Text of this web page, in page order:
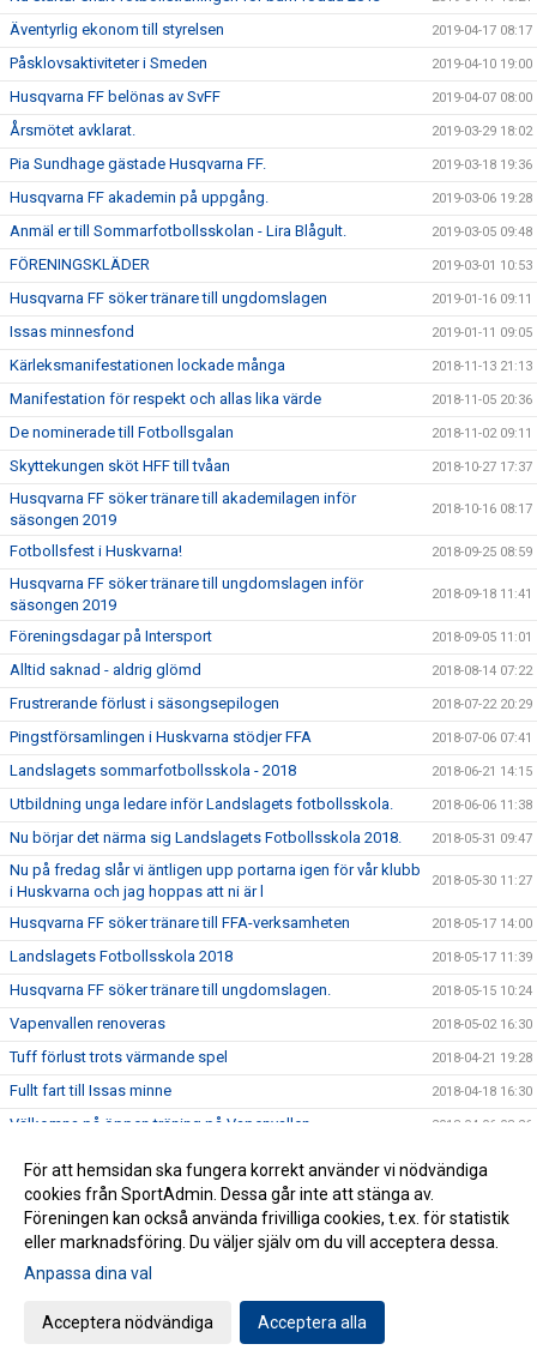
Äventyrlig ekonom till styrelsen 2019-04-17 08:17
Påsklovsaktiviteter i Smeden 2019-04-10 19:00
Husqvarna FF belönas av SvFF 2019-04-07 08:00
Årsmötet avklarat. 2019-03-29 18:02
Pia Sundhage gästade Husqvarna FF. 2019-03-18 19:36
Husqvarna FF akademin på uppgång. 2019-03-06 19:28
Anmäl er till Sommarfotbollsskolan - Lira Blågult. 2019-03-05 09:48
FÖRENINGSKLÄDER 2019-03-01 10:53
Husqvarna FF söker tränare till ungdomslagen 2019-01-16 09:11
Issas minnesfond 2019-01-11 09:05
Kärleksmanifestationen lockade många 2018-11-13 21:13
Manifestation för respekt och allas lika värde 2018-11-05 20:36
De nominerade till Fotbollsgalan 2018-11-02 09:11
Skyttekungen sköt HFF till tvåan 2018-10-27 17:37
Husqvarna FF söker tränare till akademilagen inför
säsongen 2019
2018-10-16 08:17
Fotbollsfest i Huskvarna! 2018-09-25 08:59
Husqvarna FF söker tränare till ungdomslagen inför
säsongen 2019
2018-09-18 11:41
Föreningsdagar på Intersport 2018-09-05 11:01
Alltid saknad - aldrig glömd 2018-08-14 07:22
Frustrerande förlust i säsongsepilogen 2018-07-22 20:29
Pingstförsamlingen i Huskvarna stödjer FFA 2018-07-06 07:41
Landslagets sommarfotbollsskola - 2018 2018-06-21 14:15
Utbildning unga ledare inför Landslagets fotbollsskola. 2018-06-06 11:38
Nu börjar det närma sig Landslagets Fotbollsskola 2018. 2018-05-31 09:47
Nu på fredag slår vi äntligen upp portarna igen för vår klubb
i Huskvarna och jag hoppas att ni är l
2018-05-30 11:27
Husqvarna FF söker tränare till FFA-verksamheten 2018-05-17 14:00
Landslagets Fotbollsskola 2018 2018-05-17 11:39
Husqvarna FF söker tränare till ungdomslagen. 2018-05-15 10:24
Vapenvallen renoveras 2018-05-02 16:30
Tuff förlust trots värmande spel 2018-04-21 19:28
Fullt fart till Issas minne 2018-04-18 16:30
Välkomna på öppen träning på Vapenvallen 2018-04-06 08:26
Stort intresse för årsmötet
Nominering av kandidater till Issas minnesfond pågår 2018-03-25 12:00
Ministerbesök i Smeden
För att hemsidan ska fungera korrekt använder vi nödvändiga
cookies från SportAdmin. Dessa går inte att stänga av.
Föreningen kan också använda frivilliga cookies, t.ex. för statistik
eller marknadsföring. Du väljer själv om du vill acceptera dessa.
Anpassa dina val
Acceptera nödvändiga Acceptera alla